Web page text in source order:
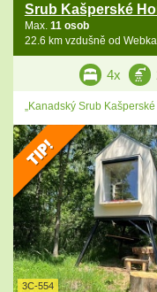
Srub Kašperské
Max. 11 osob
22.6 km vzdušně od
4x
„Kanadský Srub
3C-554